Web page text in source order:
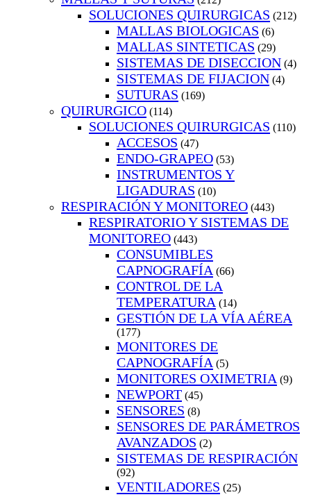
SOLUCIONES QUIRURGICAS (212)
MALLAS BIOLOGICAS (6)
MALLAS SINTETICAS (29)
SISTEMAS DE DISECCION (4)
SISTEMAS DE FIJACION (4)
SUTURAS (169)
QUIRURGICO (114)
SOLUCIONES QUIRURGICAS (110)
ACCESOS (47)
ENDO-GRAPEO (53)
INSTRUMENTOS Y
LIGADURAS (10)
RESPIRACIÓN Y MONITOREO (443)
RESPIRATORIO Y SISTEMAS DE
MONITOREO (443)
CONSUMIBLES
CAPNOGRAFÍA (66)
CONTROL DE LA
TEMPERATURA (14)
GESTIÓN DE LA VÍA AÉREA
(177)
MONITORES DE
CAPNOGRAFÍA (5)
MONITORES OXIMETRIA (9)
NEWPORT (45)
SENSORES (8)
SENSORES DE PARÁMETROS
AVANZADOS (2)
SISTEMAS DE RESPIRACIÓN
(92)
VENTILADORES (25)